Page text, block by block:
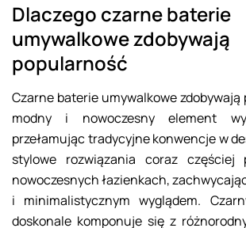
Dlaczego czarne baterie
umywalkowe zdobywają
popularność
Czarne baterie umywalkowe
modny i nowoczesny element
przełamując tradycyjne konwencje w
stylowe rozwiązania coraz częściej
nowoczesnych łazienkach,
i minimalistycznym wyglądem.
doskonale komponuje się z